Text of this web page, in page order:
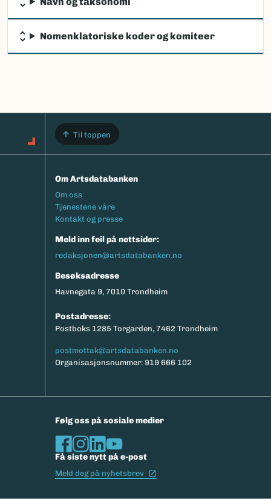
Nomenklatoriske koder og komiteer
Til toppen
Om Artsdatabanken
Footermeny
Om oss
Tjenestene våre
Kontakt og presse
Meld inn feil på nettsider:
redaksjonen@artsdatabanken.no
Besøksadresse
Havnegata 9, 7010 Trondheim
Postadresse:
Postboks 1285 Torgarden, 7462 Trondheim
postmottak@artsdatabanken.no
Organisasjonsnummer: 919 666 102
Følg oss på sosiale medier
Få siste nytt på e-post
Meld deg på nyhetsbrev